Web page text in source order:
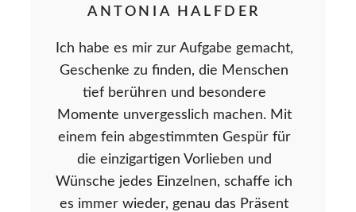
ANTONIA HALFDER
Ich habe es mir zur Aufgabe gemacht,
Geschenke zu finden, die Menschen
tief berühren und besondere
Momente unvergesslich machen. Mit
einem fein abgestimmten Gespür für
die einzigartigen Vorlieben und
Wünsche jedes Einzelnen, schaffe ich
es immer wieder, genau das Präsent